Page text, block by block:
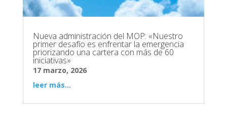
Nueva administración del MOP: «Nuestro
primer desafío es enfrentar la emergencia
priorizando una cartera con más de 60
iniciativas»
17 marzo, 2026
leer más...